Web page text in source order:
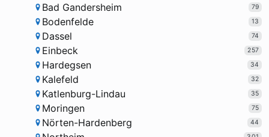
Bad Gandersheim 79
Bodenfelde 13
Dassel 74
Einbeck 257
Hardegsen 34
Kalefeld 32
Katlenburg-Lindau 35
Moringen 75
Nörten-Hardenberg 44